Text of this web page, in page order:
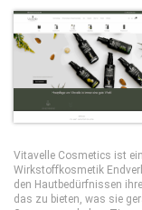
Vitavelle Cosmetics ist
Wirkstoffkosmetik
den Hautbedürfnissen
das zu bieten, was sie